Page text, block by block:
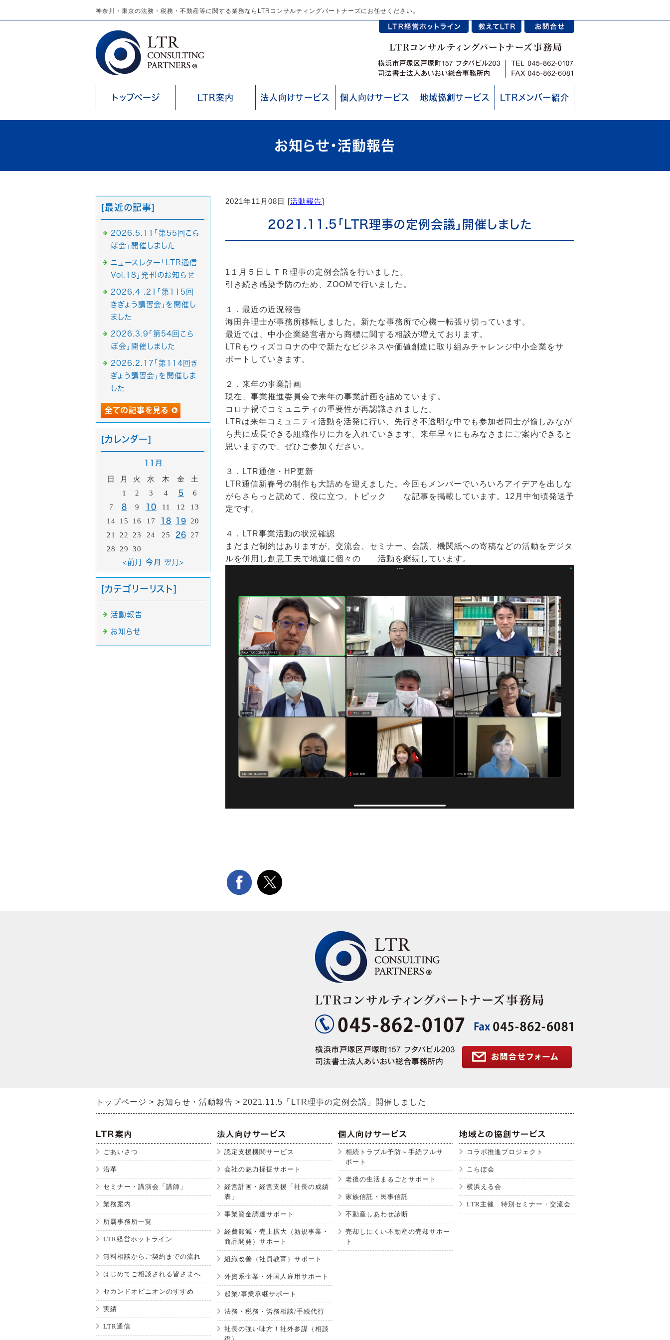
神奈川・東京の法務・税務・不動産等に関する業務ならLTRコンサルティングパートナーズにお任せください。
トップページ LTR案内 法人向けサービス 個人向けサービス 地域協創サービス LTRメンバー紹介
お知らせ・活動報告
2021年11月08日 [活動報告]
2021.11.5「LTR理事の定例会議」開催しました
1１月５日ＬＴＲ理事の定例会議を行いました。
引き続き感染予防のため、ZOOMで行いました。
１．最近の近況報告
海田弁理士が事務所移転しました。新たな事務所で心機一転張り切っています。
最近では、中小企業経営者から商標に関する相談が増えております。
LTRもウィズコロナの中で新たなビジネスや価値創造に取り組みチャレンジ中小企業をサ
ポートしていきます。
２．来年の事業計画
現在、事業推進委員会で来年の事業計画を詰めています。
コロナ禍でコミュニティの重要性が再認識されました。
LTRは来年コミュニティ活動を活発に行い、先行き不透明な中でも参加者同士が愉しみなが
ら共に成長できる組織作りに力を入れていきます。来年早々にもみなさまにご案内できると
思いますので、ぜひご参加ください。
３．LTR通信・HP更新
LTR通信新春号の制作も大詰めを迎えました。今回もメンバーでいろいろアイデアを出しな
がらさらっと読めて、役に立つ、トピック な記事を掲載しています。12月中旬頃発送予
定です。
４．LTR事業活動の状況確認
まだまだ制約はありますが、交流会、セミナー、会議、機関紙への寄稿などの活動をデジタ
ルを併用し創意工夫で地道に個々の 活動を継続しています。
[最近の記事]
2026.5.11「第55回こら
ぼ会」開催しました
ニュースレター「LTR通信
Vol.18」発刊のお知らせ
2026.4 .21「第115回
きぎょう講習会」を開催し
ました
2026.3.9「第54回こら
ぼ会」開催しました
2026.2.17「第114回き
ぎょう講習会」を開催しま
した
[カレンダー]
11月
日 月 火 水 木 金
土
1
2 3 4 5
6
7
8 9 10 11 12
13
14
15 16 17 18 19
20
21
22 23 24 25 26
27
28
29 30
<前月 今月 翌月>
[カテゴリーリスト]
活動報告
お知らせ
トップページ お知らせ・活動報告 2021.11.5「LTR理事の定例会議」開催しました
ごあいさつ
沿革
セミナー・講演会「講師」
業務案内
所属事務所一覧
LTR経営ホットライン
無料相談からご契約までの流れ
はじめてご相談される皆さまへ
セカンドオピニオンのすすめ
実績
LTR通信
認定支援機関サービス
会社の魅力採掘サポート
経営計画・経営支援「社長の成績
表」
事業資金調達サポート
経費節減・売上拡大（新規事業・
商品開発）サポート
組織改善（社員教育）サポート
外資系企業・外国人雇用サポート
起業/事業承継サポート
法務・税務・労務相談/手続代行
社長の強い味方！社外参謀（相談
相続トラブル予防～手続フルサ
ポート
老後の生活まるごとサポート
家族信託・民事信託
不動産しあわせ診断
売却しにくい不動産の売却サポー
ト
コラボ推進プロジェクト
こらぼ会
横浜える会
LTR主催 特別セミナー・交流会